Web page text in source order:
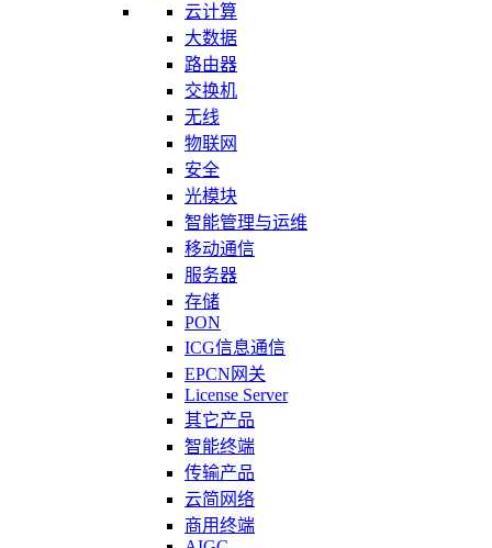
云计算
大数据
路由器
交换机
无线
物联网
安全
光模块
智能管理与运维
移动通信
服务器
存储
PON
ICG信息通信
EPCN网关
License Server
其它产品
智能终端
传输产品
云简网络
商用终端